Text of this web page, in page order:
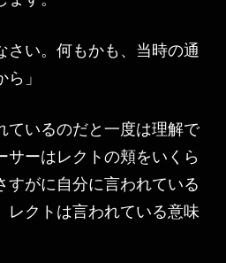
さい。何もかも、当時の通
」
ているのだと一度は理解で
サーはレクトの頬をいくら
すがに自分に言われている
レクトは言われている意味